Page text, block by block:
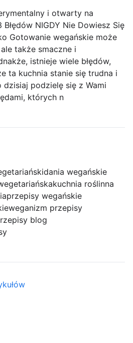
i otwarty na
Błędów NIGDY Nie Dowiesz Się
Gotowanie wegańskie może
także smaczne i
istnieje wiele błędów,
ta kuchnia stanie się trudna i
dzisiaj podzielę się z Wami
których n
dania wegańskie
kuchnia roślinna
przepisy wegańskie
weganizm przepisy
blog